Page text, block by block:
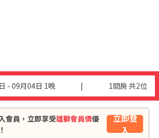
- 09月04日 1晚 | 1間房 共2位
會員，立即享受雄獅會員價優
立即登
入